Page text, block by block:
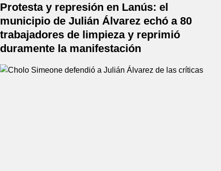
Protesta y represión en Lanús: el
municipio de Julián Álvarez echó a 80
trabajadores de limpieza y reprimió
duramente la manifestación